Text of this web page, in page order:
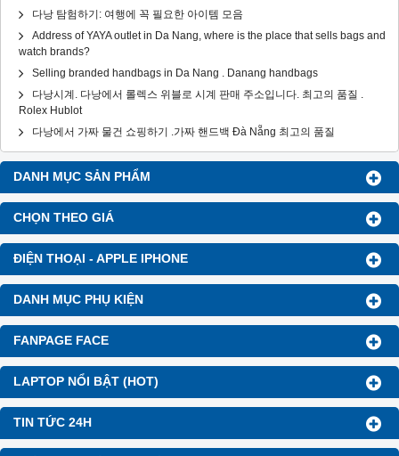
DANH MỤC SẢN PHẨM
CHỌN THEO GIÁ
ĐIỆN THOẠI - APPLE IPHONE
DANH MỤC PHỤ KIỆN
FANPAGE FACE
LAPTOP NỔI BẬT (HOT)
TIN TỨC 24H
다낭 탐험하기: 여행에 꼭 필요한 아이템 모음
Address of YAYA outlet in Da Nang, where is the place that sells bags and
watch brands?
Selling branded handbags in Da Nang . Danang handbags
다낭시계. 다낭에서 롤렉스 위블로 시계 판매 주소입니다. 최고의 품질 .
Rolex Hublot
다낭에서 가짜 물건 쇼핑하기 .가짜 핸드백 Đà Nẵng 최고의 품질